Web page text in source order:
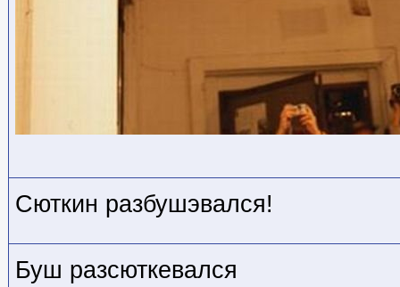
Сюткин разбушэвался!
Буш разсюткевался